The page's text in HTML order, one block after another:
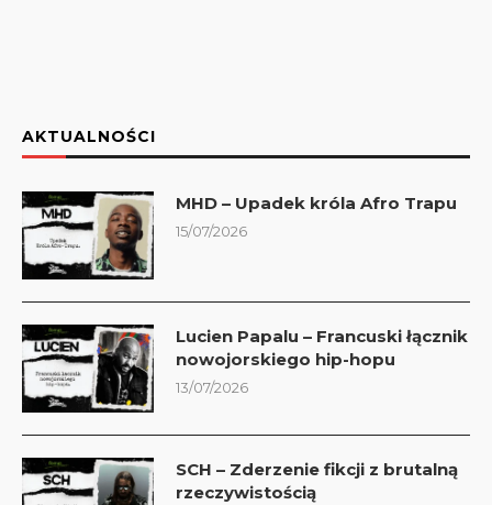
AKTUALNOŚCI
MHD – Upadek króla Afro Trapu
15/07/2026
Lucien Papalu – Francuski łącznik
nowojorskiego hip-hopu
13/07/2026
SCH – Zderzenie fikcji z brutalną
rzeczywistością